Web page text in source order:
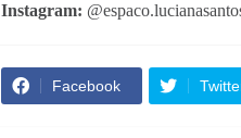
Instagram:
Facebook